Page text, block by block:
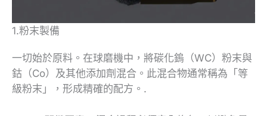
1.粉末製備
一切始於原料。在球磨機中，將碳化鎢（WC）粉末與
鈷（Co）及其他添加劑混合。此混合物通常稱為「等
級粉末」，形成精確的配方。.